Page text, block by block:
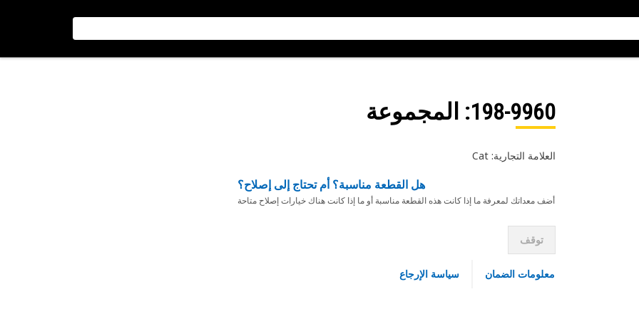
198-9960: المجموعة
العلامة التجارية: Cat
هل القطعة مناسبة؟ أم تحتاج إلى إصلاح؟
أضف معداتك لمعرفة ما إذا كانت هذه القطعة مناسبة أو ما إذا كانت هناك خيارات إصلاح متاحة
توقف
معلومات الضمان سياسة الإرجاع